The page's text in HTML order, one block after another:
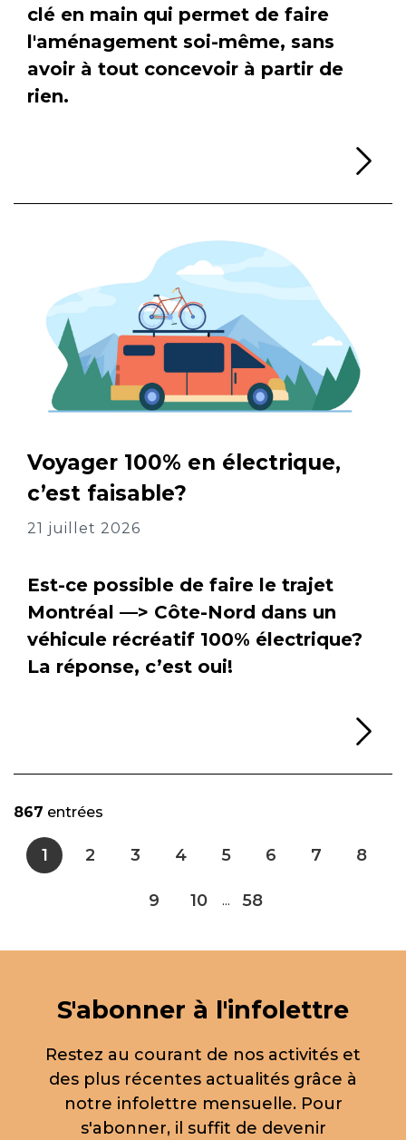
clé en main qui permet de faire
l'aménagement soi-même, sans
avoir à tout concevoir à partir de
rien.
Voyager 100% en électrique,
c’est faisable?
21 juillet 2026
Est-ce possible de faire le trajet
Montréal —> Côte-Nord dans un
véhicule récréatif 100% électrique?
La réponse, c’est oui!
867 entrées
1 2 3 4 5 6 7 8
9 10 ... 58
S'abonner à l'infolettre
Restez au courant de nos activités et
des plus récentes actualités grâce à
notre infolettre mensuelle. Pour
s'abonner, il suffit de devenir